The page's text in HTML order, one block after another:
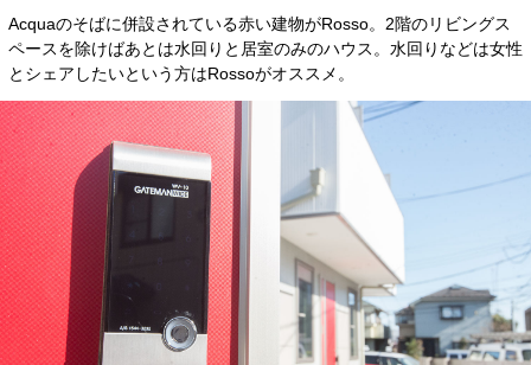
Acquaのそばに併設されている赤い建物がRosso。2階のリビングス
ペースを除けばあとは水回りと居室のみのハウス。水回りなどは女性
とシェアしたいという方はRossoがオススメ。